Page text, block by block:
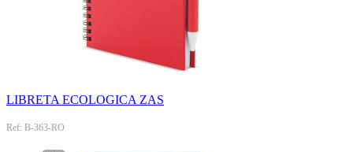
LIBRETA ECOLOGICA ZAS
Ref: B-363-RO